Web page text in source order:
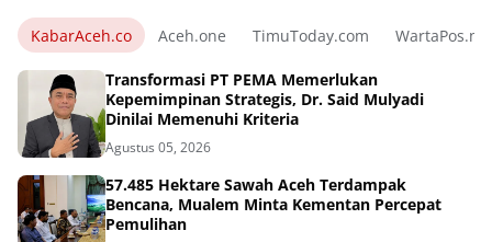
KabarAceh.co Aceh.one TimuToday.com WartaPos.net
Transformasi PT PEMA Memerlukan
Kepemimpinan Strategis, Dr. Said Mulyadi
Dinilai Memenuhi Kriteria
Agustus 05, 2026
57.485 Hektare Sawah Aceh Terdampak
Bencana, Mualem Minta Kementan Percepat
Pemulihan